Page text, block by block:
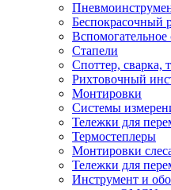
Беспокрасочный
Вспомогательное
Стапели
Споттер, сварка,
Рихтовочный
Монтировки
Системы
Тележки для
Термостеплеры
Монтировки
Тележки для
Инструмент и